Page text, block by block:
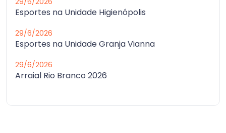
Esportes na Unidade Higienópolis
29/6/2026
Esportes na Unidade Granja Vianna
29/6/2026
Arraial Rio Branco 2026